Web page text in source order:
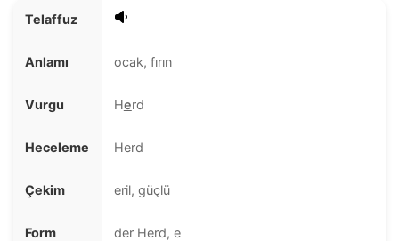
Telaffuz
Anlamı ocak, fırın
Vurgu Herd
Heceleme Herd
Çekim eril, güçlü
Form der Herd, e